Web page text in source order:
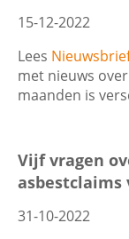
Categorie
15-12-2022
Lees
met nieuws
maanden is
Vijf vragen
asbestclaims
31-10-2022